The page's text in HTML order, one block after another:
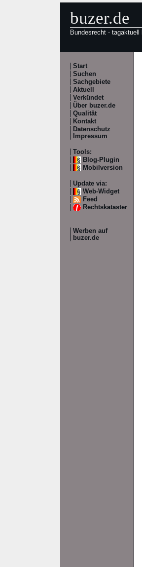
buzer.de
Bundesrecht -
Start
Suchen
Sachgebiete
Aktuell
Verkündet
Über buzer.de
Qualität
Kontakt
Datenschutz
Impressum
Tools:
Blog-Plugin
Mobilversion
Update via:
Web-Widget
Feed
Rechtskataster
Werben auf
buzer.de